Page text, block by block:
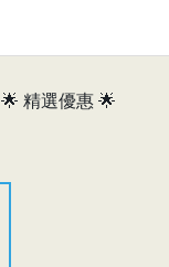
🌟 精選優惠 🌟